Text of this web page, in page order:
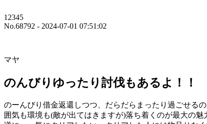
12345
No.68792 - 2024-07-01 07:51:02
マヤ
のんびりゆったり討伐もあるよ！！
のーんびり借金返還しつつ、だらだらまったり過ごせる
囲気も環境も(敵が出てはきますが)落ち着くのが最大の